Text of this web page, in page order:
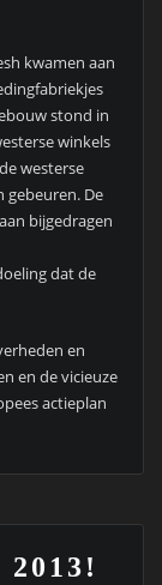
kwamen aan
stond in
winkels
westerse
gebeuren. De
bijgedragen
dat de
en
en de vicieuze
actieplan